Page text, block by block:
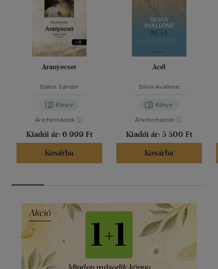
Aranyecset
Dallos Sándor
Könyv
Árinformációk
Kiadói ár: 6 999 Ft
Kosárba
Acél
Silvia Avallone
Könyv
Árinformációk
Kiadói ár: 5 500 Ft
Kosárba